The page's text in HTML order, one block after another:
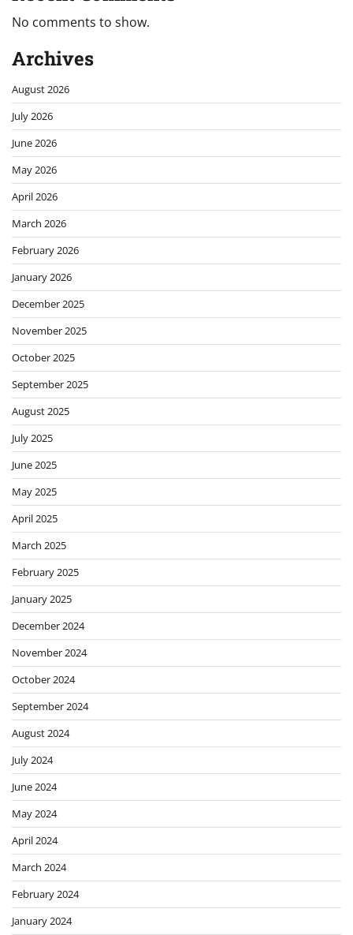
No comments to show.
Archives
August 2026
July 2026
June 2026
May 2026
April 2026
March 2026
February 2026
January 2026
December 2025
November 2025
October 2025
September 2025
August 2025
July 2025
June 2025
May 2025
April 2025
March 2025
February 2025
January 2025
December 2024
November 2024
October 2024
September 2024
August 2024
July 2024
June 2024
May 2024
April 2024
March 2024
February 2024
January 2024